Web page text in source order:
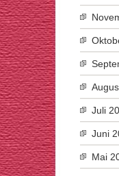
Juli
Juni
Mai